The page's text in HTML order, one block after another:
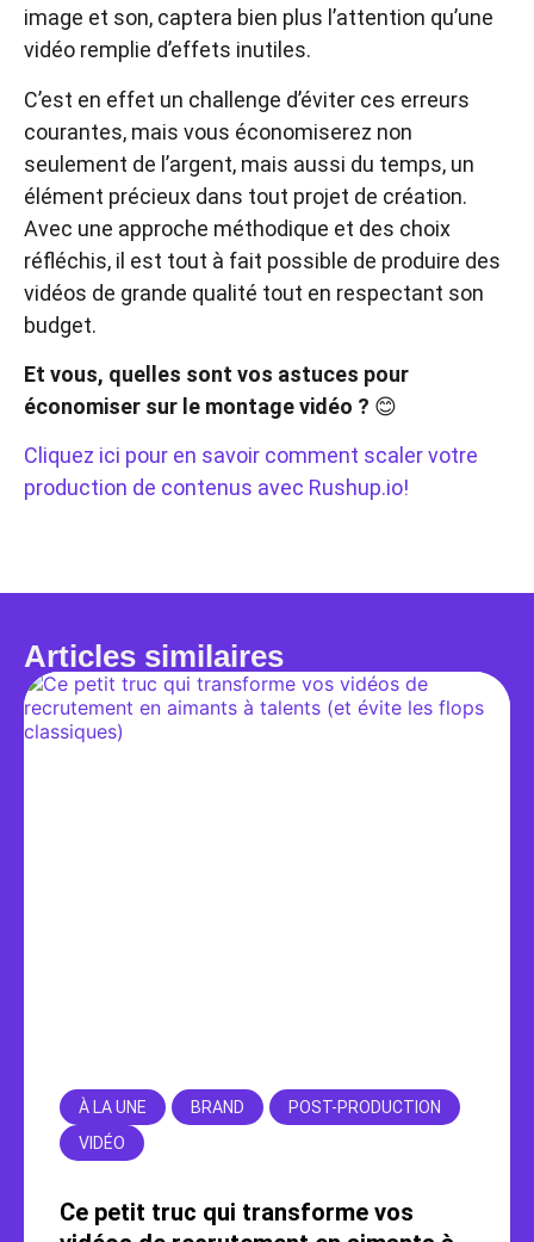
image et son, captera bien plus l’attention qu’une
vidéo remplie d’effets inutiles.
C’est en effet un challenge d’éviter ces erreurs
courantes, mais vous économiserez non
seulement de l’argent, mais aussi du temps, un
élément précieux dans tout projet de création.
Avec une approche méthodique et des choix
réfléchis, il est tout à fait possible de produire des
vidéos de grande qualité tout en respectant son
budget.
Et vous, quelles sont vos astuces pour
économiser sur le montage vidéo ? 😊
Cliquez ici pour en savoir comment scaler votre
production de contenus avec Rushup.io!
Articles similaires
À LA UNE BRAND
POST-PRODUCTION
VIDÉO
Ce petit truc qui transforme vos